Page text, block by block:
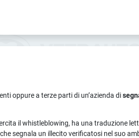
oppure a terze parti di un’azienda di
il whistleblowing, ha una traduzione
segnala un illecito verificatosi nel suo